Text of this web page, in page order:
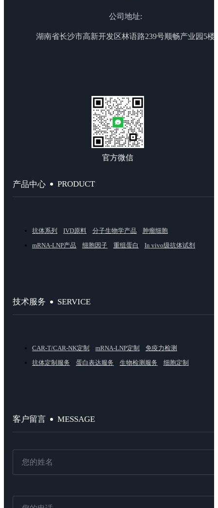
公司地址:
湖南省长沙市高新开发区林语路239号顺畅产业园5楼
官方微信
产品中心 PRODUCT
抗体系列 IVD原料 分子生物学产品
肿瘤细胞
mRNA-LNP产品
细胞因子 重组蛋白 In vivo级抗体试剂
技术服务 SERVICE
CAR-T/CAR-NK定制 mRNA-LNP定制
免疫力检测
抗体定制服务
蛋白表达服务 生物检测服务 细胞定制
客户留言 MESSAGE